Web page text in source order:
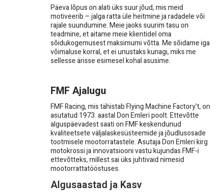
Päeva lõpus on alati üks suur jõud, mis meid
motiveerib – jalga ratta üle heitmine ja radadele või
rajale suundumine. Meie jaoks suurim tasu on
teadmine, et aitame meie klientidel oma
sõidukogemusest maksimumi võtta. Me sõidame iga
võimaluse korral, et ei unustaks kunagi, miks me
sellesse ärisse esimesel kohal asusime.
FMF Ajalugu
FMF Racing, mis tähistab Flying Machine Factory't, on
asutatud 1973. aastal Don Emleri poolt. Ettevõtte
alguspäevadest saati on FMF keskendunud
kvaliteetsete väljalaskesüsteemide ja jõudlusosade
tootmisele mootorratastele. Asutaja Don Emleri kirg
motokrossi ja innovatsiooni vastu kujundas FMF-i
ettevõtteks, millest sai üks juhtivaid nimesid
mootorrattatööstuses.
Algusaastad ja Kasv